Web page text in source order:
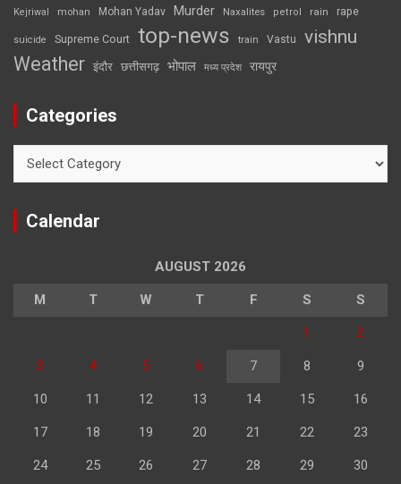
Kejriwal mohan Mohan Yadav Murder Naxalites petrol rain rape
suicide Supreme Court top-news train Vastu vishnu
Weather इंदौर छत्तीसगढ़ भोपाल मध्य प्रदेश रायपुर
Categories
Calendar
AUGUST 2026
M T W T F S S
1 2
3 4 5 6 7 8 9
10 11 12 13 14 15 16
17 18 19 20 21 22 23
24 25 26 27 28 29 30